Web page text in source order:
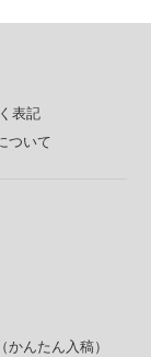
表記
ついて
かんたん入稿）